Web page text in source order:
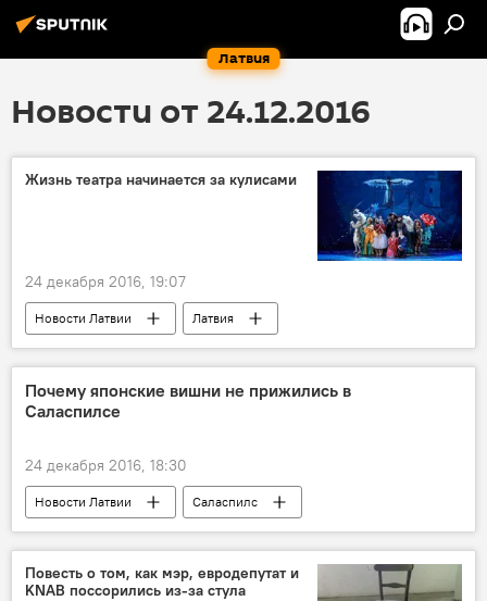
Латвия
Новости от 24.12.2016
Жизнь театра начинается за кулисами
24 декабря 2016, 19:07
Новости Латвии
Латвия
Рижский русский театр
Почему японские вишни не прижились в
Саласпилсе
24 декабря 2016, 18:30
Новости Латвии
Саласпилс
Андрей Свиланс
ботанический сад
Повесть о том, как мэр, евродепутат и
KNAB поссорились из-за стула